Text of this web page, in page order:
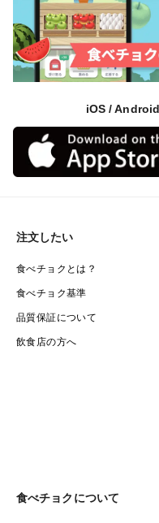
iOS /
注文したい
食べチョクとは？
食べチョク基準
品質保証について
飲食店の方へ
食べチョクについて